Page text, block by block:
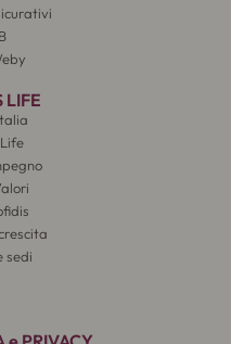
LIFE
sedi